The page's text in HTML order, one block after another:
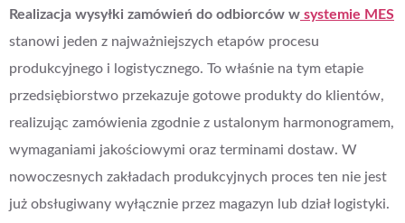
Realizacja wysyłki zamówień do odbiorców w systemie MES
stanowi jeden z najważniejszych etapów procesu
produkcyjnego i logistycznego. To właśnie na tym etapie
przedsiębiorstwo przekazuje gotowe produkty do klientów,
realizując zamówienia zgodnie z ustalonym harmonogramem,
wymaganiami jakościowymi oraz terminami dostaw. W
nowoczesnych zakładach produkcyjnych proces ten nie jest
już obsługiwany wyłącznie przez magazyn lub dział logistyki.